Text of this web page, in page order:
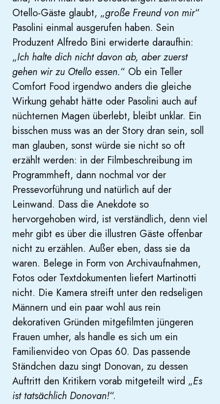
Otello-Gäste glaubt, „große Freund von mir“
Pasolini einmal ausgerufen haben. Sein
Produzent Alfredo Bini erwiderte daraufhin:
„Ich halte dich nicht davon ab, aber zuerst
gehen wir zu Otello essen.“ Ob ein Teller
Comfort Food irgendwo anders die gleiche
Wirkung gehabt hätte oder Pasolini auch auf
nüchternen Magen überlebt, bleibt unklar. Ein
bisschen muss was an der Story dran sein, soll
man glauben, sonst würde sie nicht so oft
erzählt werden: in der Filmbeschreibung im
Programmheft, dann nochmal vor der
Pressevorführung und natürlich auf der
Leinwand. Dass die Anekdote so
hervorgehoben wird, ist verständlich, denn viel
mehr gibt es über die illustren Gäste offenbar
nicht zu erzählen. Außer eben, dass sie da
waren. Belege in Form von Archivaufnahmen,
Fotos oder Textdokumenten liefert Martinotti
nicht. Die Kamera streift unter den redseligen
Männern und ein paar wohl aus rein
dekorativen Gründen mitgefilmten jüngeren
Frauen umher, als handle es sich um ein
Familienvideo von Opas 60. Das passende
Ständchen dazu singt Donovan, zu dessen
Auftritt den Kritikern vorab mitgeteilt wird „Es
ist tatsächlich Donovan!“.